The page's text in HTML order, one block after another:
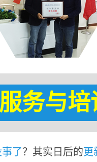
服务与培
事了？其实日后的更